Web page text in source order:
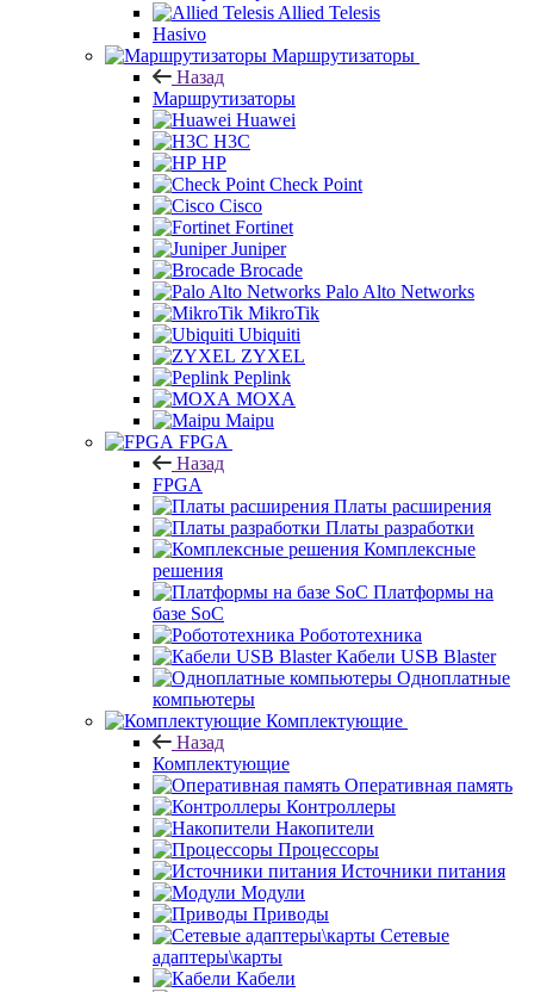
Allied Telesis
Hasivo
Маршрутизаторы
Назад
Маршрутизаторы
Huawei
H3C
HP
Check Point
Cisco
Fortinet
Juniper
Brocade
Palo Alto Networks
MikroTik
Ubiquiti
ZYXEL
Peplink
MOXA
Maipu
FPGA
Назад
FPGA
Платы расширения
Платы разработки
Комплексные
решения
Платформы на
базе SoC
Робототехника
Кабели USB Blaster
Одноплатные
компьютеры
Комплектующие
Назад
Комплектующие
Оперативная память
Контроллеры
Накопители
Процессоры
Источники питания
Модули
Приводы
Сетевые
адаптеры\карты
Кабели